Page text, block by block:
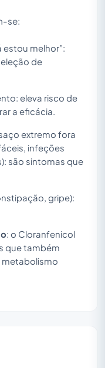
se:
estou melhor”:
de
eleva risco de
a eficácia.
extremo fora
infeções
são sintomas que
gripe):
: o Cloranfenicol
que também
metabolismo